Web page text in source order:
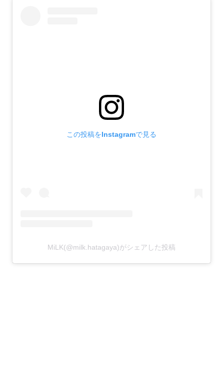
この投稿をInstagramで見る
MiLK(@milk.hatagaya)がシェアした投稿